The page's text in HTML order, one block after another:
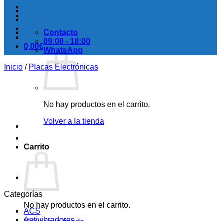
0,00€
No hay productos en el carrito.
Volver a la tienda
Carrito
No hay productos en el carrito.
Contacto
09:00 - 18:00
WhatsApp
Inicio / Placas Electrónicas
Categorías
ACS